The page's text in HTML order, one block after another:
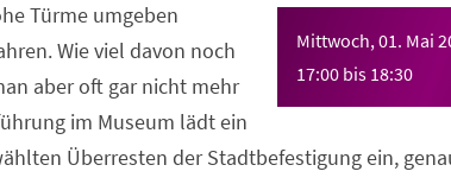
Mittwoch, 01. Mai
17:00 bis 18:30
Türme umgeben
Wie viel davon noch
aber oft gar nicht mehr
im Museum lädt ein
Überresten der Stadtbefestigung ein,